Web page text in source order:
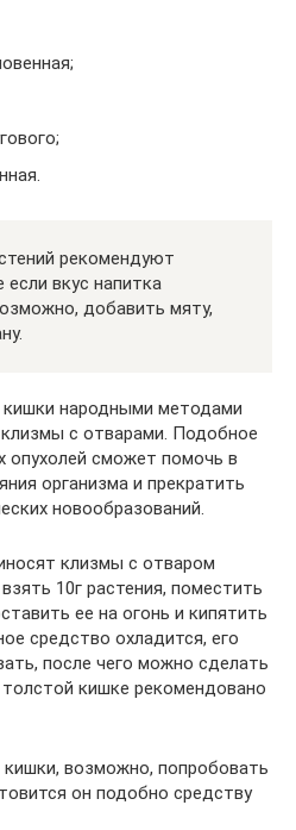
рекомендуют
если вкус напитка
добавить мяту,
кишки народными методами
с отварами. Подобное
опухолей сможет помочь в
организма и прекратить
новообразований.
клизмы с отваром
10г растения, поместить
ее на огонь и кипятить
средство охладится, его
после чего можно сделать
кишке рекомендовано
возможно, попробовать
он подобно средству